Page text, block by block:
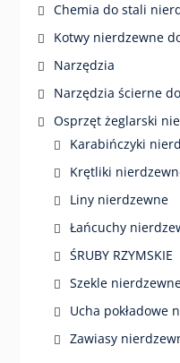
Chemia do stali
Kotwy nierdzewne
Narzędzia
Narzędzia ścierne
Osprzęt żeglarski
Karabińczyki
Krętliki
Liny nierdzewne
Łańcuchy
ŚRUBY RZYMSKIE
Szekle
Ucha pokładowe
Zawiasy